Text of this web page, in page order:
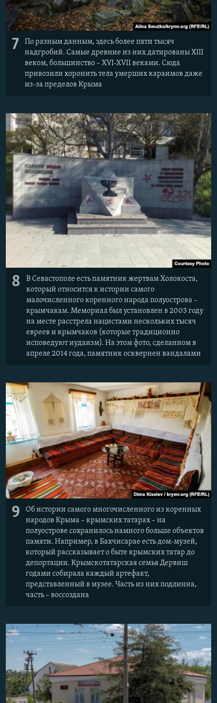
7
По разным данным, здесь более пяти тысяч
надгробий. Самые древние из них датированы XIII
веком, большинство – XVI-XVII веками. Сюда
привозили хоронить тела умерших караимов даже
из-за пределов Крыма
8
В Севастополе есть памятник жертвам Холокоста,
который относится к истории самого
малочисленного коренного народа полуострова –
крымчакам. Мемориал был установлен в 2003 году
на месте расстрела нацистами нескольких тысяч
евреев и крымчаков (которые традиционно
исповедуют иудаизм). На этом фото, сделанном в
апреле 2014 года, памятник осквернен вандалами
9
Об истории самого многочисленного из коренных
народов Крыма – крымских татарах – на
полуострове сохранилось намного больше объектов
памяти. Например, в Бахчисарае есть дом-музей,
который рассказывает о быте крымских татар до
депортации. Крымскотатарская семья Дервиш
годами собирала каждый артефакт,
представленный в музее. Часть из них подлинна,
часть – воссоздана